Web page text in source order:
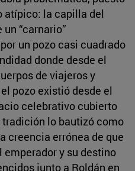
atípico: la capilla del
“carnario”
un pozo casi cuadrado
donde desde el
de viajeros y
pozo existió desde el
celebrativo cubierto
tradición lo bautizó como
creencia errónea de que
y su destino
junto a Roldán en